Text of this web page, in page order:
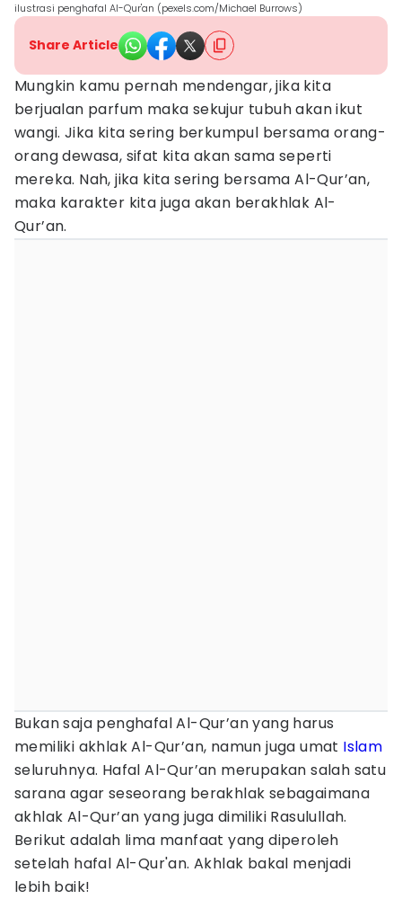
ilustrasi penghafal Al-Qur'an (pexels.com/Michael Burrows)
Share Article
Mungkin kamu pernah mendengar, jika kita
berjualan parfum maka sekujur tubuh akan ikut
wangi. Jika kita sering berkumpul bersama orang-
orang dewasa, sifat kita akan sama seperti
mereka. Nah, jika kita sering bersama Al-Qur’an,
maka karakter kita juga akan berakhlak Al-
Qur’an.
Bukan saja penghafal Al-Qur’an yang harus
memiliki akhlak Al-Qur’an, namun juga umat Islam
seluruhnya. Hafal Al-Qur’an merupakan salah satu
sarana agar seseorang berakhlak sebagaimana
akhlak Al-Qur’an yang juga dimiliki Rasulullah.
Berikut adalah lima manfaat yang diperoleh
setelah hafal Al-Qur'an. Akhlak bakal menjadi
lebih baik!